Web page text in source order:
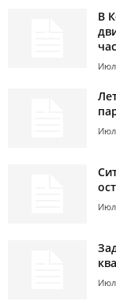
В
Июл
Июл
Июл
Июл